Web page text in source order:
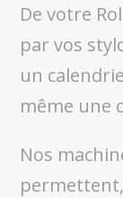
De votre
par vos
un
même une
Nos